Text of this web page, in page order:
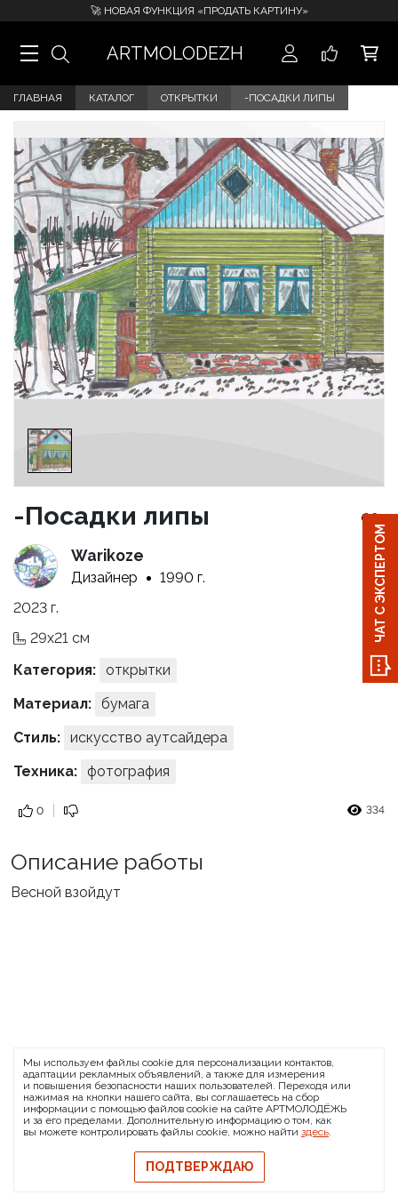
🚀 НОВАЯ ФУНКЦИЯ «ПРОДАТЬ КАРТИНУ»
ARTMOLODEZH
ГЛАВНАЯ КАТАЛОГ ОТКРЫТКИ -ПОСАДКИ ЛИПЫ
-Посадки липы
Warikoze
Дизайнер
1990 г.
2023 г.
29x21 см
Категория: открытки
Материал: бумага
Стиль: искусство аутсайдера
Техника: фотография
0 334
Описание работы
Весной взойдут
О проекте FAQ
Банковские реквизиты
Сообщить о баге
© 2026 АРТМОЛОДЁЖЬ
Политика конфиденциальности
Политика обмена и возврата
Свидетельство на товарный знак
Публичная оферта
ЧАТ С ЭКСПЕРТОМ
Мы используем файлы cookie для персонализации контактов,
адаптации рекламных объявлений, а также для измерения
и повышения безопасности наших пользователей. Переходя или
нажимая на кнопки нашего сайта, вы соглашаетесь на сбор
информации с помощью файлов cookie на сайте АРТМОЛОДЁЖЬ
и за его пределами. Дополнительную информацию о том, как
вы можете контролировать файлы cookie, можно найти здесь.
ПОДТВЕРЖДАЮ